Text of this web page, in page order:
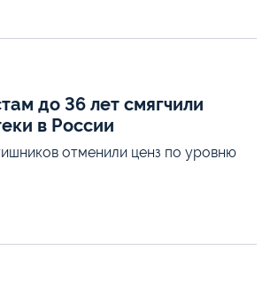
до 36 лет смягчили
в России
отменили ценз по уровню